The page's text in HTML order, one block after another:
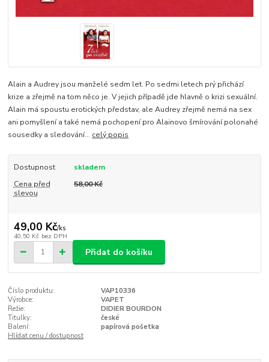
Alain a Audrey jsou manželé sedm let. Po sedmi letech prý přichází
krize a zřejmě na tom něco je. V jejich případě jde hlavně o krizi sexuální.
Alain má spoustu erotických představ, ale Audrey zřejmě nemá na sex
ani pomyšlení a také nemá pochopení pro Alainovo šmírování polonahé
sousedky a sledování... celý popis
Dostupnost
skladem
Cena před
slevou
58,00 Kč
49,00 Kč/ks
40,50 Kč bez DPH
Přidat do košíku
Číslo produktu:
VAP10336
Výrobce:
VAPET
Režie:
DIDIER BOURDON
Titulky:
české
Balení:
papírová pošetka
Hlídat cenu / dostupnost